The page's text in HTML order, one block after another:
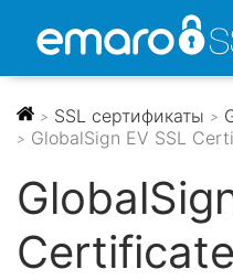
> SSL сертификаты >
> GlobalSign EV SSL
Certificate